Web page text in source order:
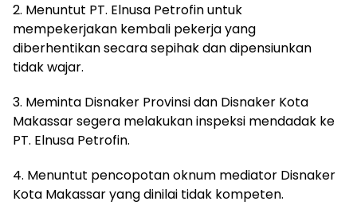
2. Menuntut PT. Elnusa Petrofin untuk
mempekerjakan kembali pekerja yang
diberhentikan secara sepihak dan dipensiunkan
tidak wajar.
3. Meminta Disnaker Provinsi dan Disnaker Kota
Makassar segera melakukan inspeksi mendadak ke
PT. Elnusa Petrofin.
4. Menuntut pencopotan oknum mediator Disnaker
Kota Makassar yang dinilai tidak kompeten.